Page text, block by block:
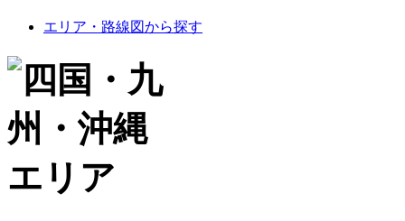
エリア・路線図から探す